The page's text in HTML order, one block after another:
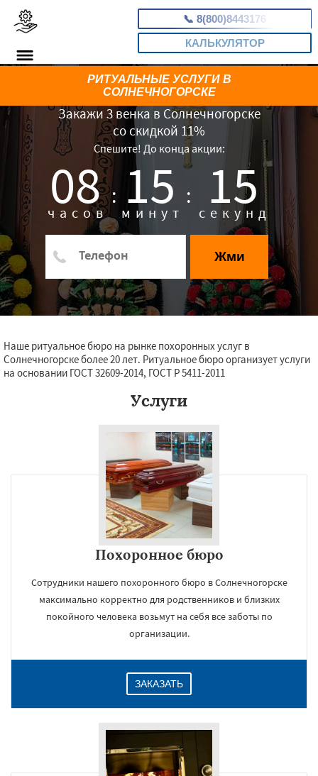
📞 8(800)8443176
КАЛЬКУЛЯТОР
Закажи 3 венка в Солнечногорске
со скидкой 11%
Спешите! До конца акции:
08 :
часов 15 :
минут 14
секунд
Жми
РИТУАЛЬНЫЕ УСЛУГИ В
СОЛНЕЧНОГОРСКЕ
Наше ритуальное бюро на рынке похоронных услуг в
Солнечногорске более 20 лет. Ритуальное бюро организует услуги
на основании ГОСТ 32609-2014, ГОСТ Р 5411-2011
Услуги
Похоронное бюро
Сотрудники нашего похоронного бюро в Солнечногорске
максимально корректно для родственников и близких
покойного человека возьмут на себя все заботы по
организации.
ЗАКАЗАТЬ